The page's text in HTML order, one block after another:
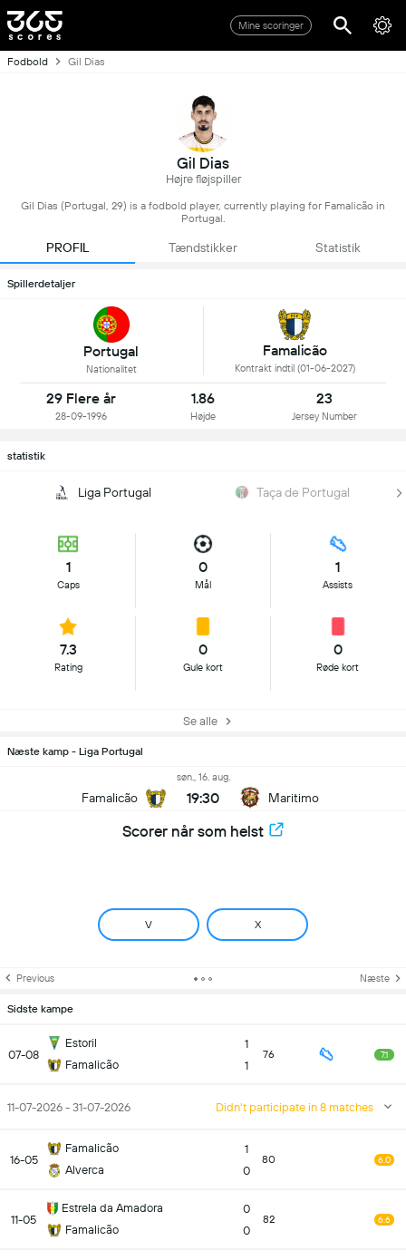
Mine scoringer
Fodbold Gil Dias
Gil Dias
Højre fløjspiller
Gil Dias (Portugal, 29) is a fodbold player, currently playing for Famalicão in
Portugal.
PROFIL Tændstikker Statistik
Spillerdetaljer
Portugal
Nationalitet
Famalicão
Kontrakt indtil (01-06-2027)
29 Flere år
28-09-1996
1.86
Højde
23
Jersey Number
statistik
Liga Portugal Taça de Portugal
1
Caps
0
Mål
1
Assists
7.3
Rating
0
Gule kort
0
Røde kort
Se alle
Næste kamp - Liga Portugal
Famalicão
søn., 16. aug.
19:30 Maritimo
Scorer når som helst
V X
Previous Næste
Sidste kampe
07-08
Estoril
Famalicão
1
1
76 7.1
11-07-2026 - 31-07-2026 Didn't participate in 8 matches
16-05
Famalicão
Alverca
1
0
80 6.0
11-05
Estrela da Amadora
Famalicão
0
0
82 6.6